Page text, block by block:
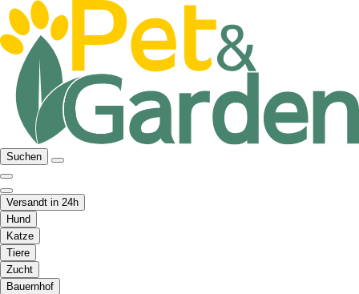
Suchen
Versandt in 24h
Hund
Katze
Tiere
Zucht
Bauernhof